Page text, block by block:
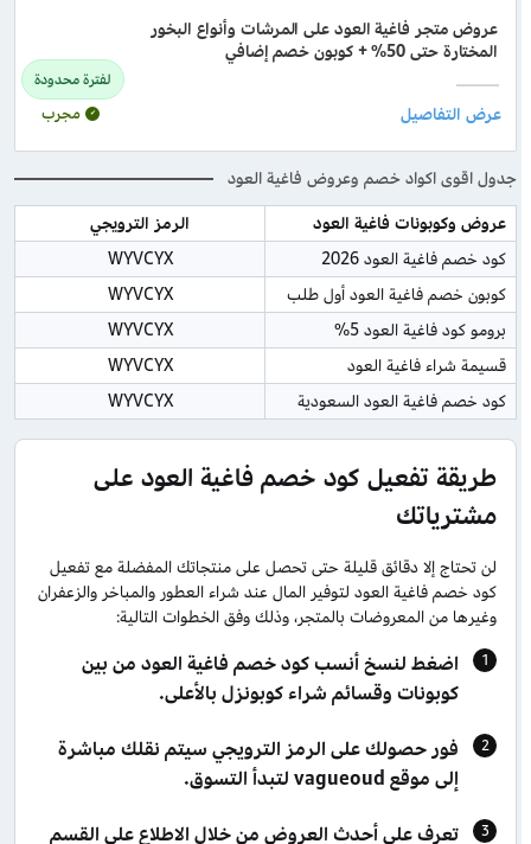
لفترة محدودة
عروض متجر فاغية العود على المرشات وأنواع البخور
المختارة حتى 50% + كوبون خصم إضافي
مجرب
جدول اقوى اكواد خصم وعروض فاغية العود
عروض وكوبونات فاغية العود
الرمز الترويجي
كود خصم فاغية العود 2026
WYVCYX
كوبون خصم فاغية العود أول طلب
WYVCYX
برومو كود فاغية العود 5%
WYVCYX
قسيمة شراء فاغية العود
WYVCYX
كود خصم فاغية العود السعودية
WYVCYX
طريقة تفعيل كود خصم فاغية العود على
مشترياتك
لن تحتاج إلا دقائق قليلة حتى تحصل على منتجاتك المفضلة مع تفعيل
كود خصم فاغية العود لتوفير المال عند شراء العطور والمباخر والزعفران
وغيرها من المعروضات بالمتجر، وذلك وفق الخطوات التالية:
اضغط لنسخ أنسب كود خصم فاغية العود من بين
كوبونات وقسائم شراء كوبونزل بالأعلى.
فور حصولك على الرمز الترويجي سيتم نقلك مباشرة
إلى موقع vagueoud لتبدأ التسوق.
تعرف على أحدث العروض من خلال الاطلاع على القسم